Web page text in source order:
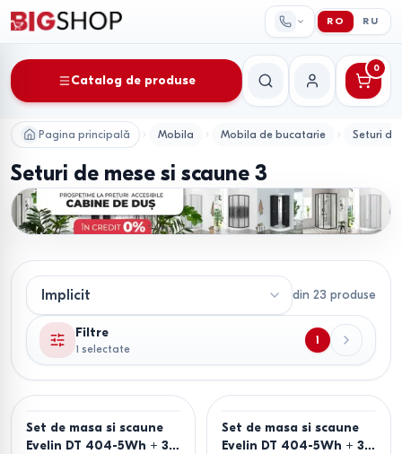
RO RU
Catalog de produse
CăutareContul meu
0
Pagina principală Mobila Mobila de bucatarie Seturi de
Seturi de mese si scaune 3
din 23 produse
Filtre
1 selectate
1
Set de masa si scaune
Evelin DT 404-5Wh + 3
Set de masa si scaune
Evelin DT 404-5Wh + 3